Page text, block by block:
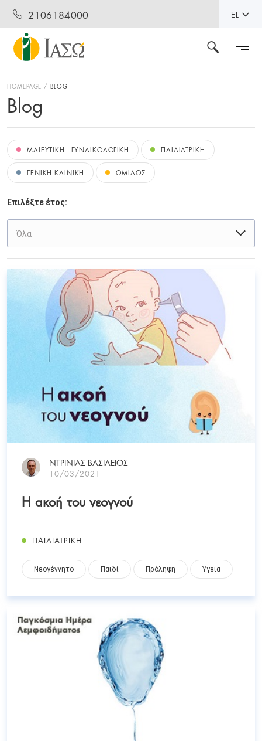
2106184000 EL
HOMEPAGE BLOG
Blog
ΜΑΙΕΥΤΙΚΗ - ΓΥΝΑΙΚΟΛΟΓΙΚΗ ΠΑΙΔΙΑΤΡΙΚΗ
ΓΕΝΙΚΗ ΚΛΙΝΙΚΗ ΟΜΙΛΟΣ
Επιλέξτε έτος:
Όλα
ΝΤΡΙΝΙΑΣ ΒΑΣΙΛΕΙΟΣ
10/03/2021
Η ακοή του νεογνού
ΠΑΙΔΙΑΤΡΙΚΗ
Νεογέννητο Παιδί Πρόληψη Υγεία